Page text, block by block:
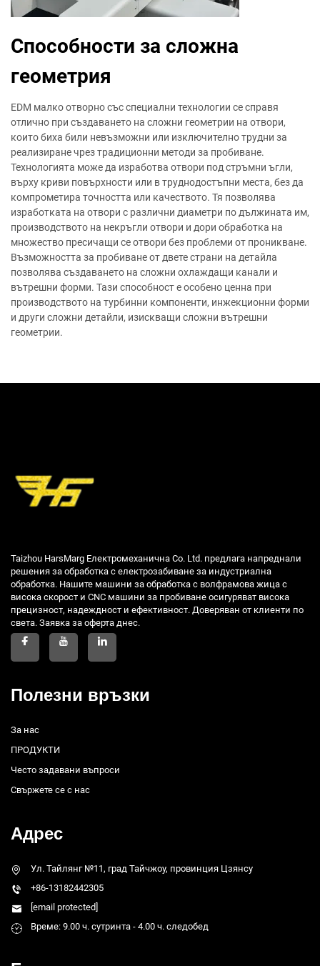
Способности за сложна
геометрия
EDM малко отворно със специални технологии се справя
отлично при създаването на сложни геометрии на отвори,
които биха били невъзможни или изключително трудни за
реализиране чрез традиционни методи за пробиване.
Технологията може да изработва отвори под стръмни ъгли,
върху криви повърхности или в труднодостъпни места, без да
компрометира точността или качеството. Тя позволява
изработката на отвори с различни диаметри по дължината им,
производството на некръгли отвори и дори обработка на
множество пресичащи се отвори без проблеми от проникване.
Възможността за пробиване от двете страни на детайла
позволява създаването на сложни охлаждащи канали и
вътрешни форми. Тази способност е особено ценна при
производството на турбинни компоненти, инжекционни форми
и други сложни детайли, изискващи сложни вътрешни
геометрии.
Taizhou HarsMarg Електромеханична Co. Ltd. предлага напреднали
решения за обработка с електрозабиване за индустриална
обработка. Нашите машини за обработка с волфрамова жица с
висока скорост и CNC машини за пробиване осигуряват висока
прецизност, надеждност и ефективност. Доверяван от клиенти по
света. Заявка за оферта днес.
Полезни връзки
За нас
ПРОДУКТИ
Често задавани въпроси
Свържете се с нас
Адрес
Ул. Тайлянг №11, град Тайчжоу, провинция Цзянсу
+86-13182442305
[email protected]
Време: 9.00 ч. сутринта - 4.00 ч. следобед